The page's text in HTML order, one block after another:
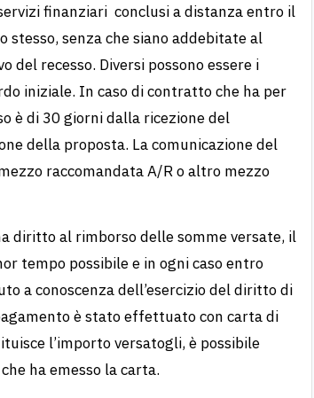
finanziari conclusi a distanza entro il
senza che siano addebitate al
del recesso. Diversi possono essere i
iniziale. In caso di contratto che ha per
è di 30 giorni dalla ricezione del
della proposta. La comunicazione del
raccomandata A/R o altro mezzo
diritto al rimborso delle somme versate, il
tempo possibile e in ogni caso entro
a conoscenza dell’esercizio del diritto di
è stato effettuato con carta di
l’importo versatogli, è possibile
ha emesso la carta.